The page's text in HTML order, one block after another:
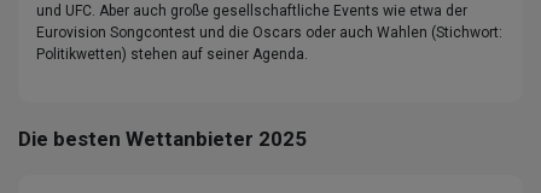
und UFC. Aber auch große gesellschaftliche Events wie etwa der
Eurovision Songcontest und die Oscars oder auch Wahlen (Stichwort:
Politikwetten) stehen auf seiner Agenda.
Die besten Wettanbieter 2025